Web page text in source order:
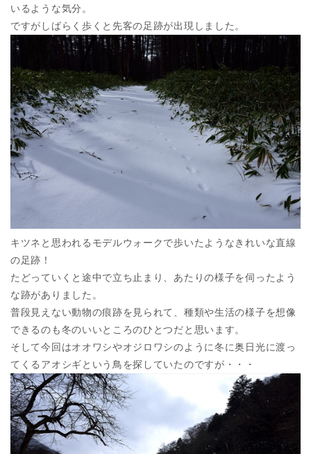
いるような気分。
ですがしばらく歩くと先客の足跡が出現しました。
キツネと思われるモデルウォークで歩いたようなきれいな直線
の足跡！
たどっていくと途中で立ち止まり、あたりの様子を伺ったよう
な跡がありました。
普段見えない動物の痕跡を見られて、種類や生活の様子を想像
できるのも冬のいいところのひとつだと思います。
そして今回はオオワシやオジロワシのように冬に奥日光に渡っ
てくるアオシギという鳥を探していたのですが・・・